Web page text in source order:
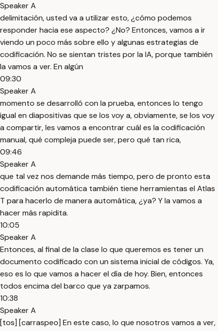
Speaker A
delimitación, usted va a utilizar esto, ¿cómo podemos
responder hacia ese aspecto? ¿No? Entonces, vamos a ir
viendo un poco más sobre ello y algunas estrategias de
codificación. No se sientan tristes por la IA, porque también
la vamos a ver. En algún
09:30
Speaker A
momento se desarrolló con la prueba, entonces lo tengo
igual en diapositivas que se los voy a, obviamente, se los voy
a compartir, les vamos a encontrar cuál es la codificación
manual, qué compleja puede ser, pero qué tan rica,
09:46
Speaker A
que tal vez nos demande más tiempo, pero de pronto esta
codificación automática también tiene herramientas el Atlas
T para hacerlo de manera automática, ¿ya? Y la vamos a
hacer más rapidita.
10:05
Speaker A
Entonces, al final de la clase lo que queremos es tener un
documento codificado con un sistema inicial de códigos. Ya,
eso es lo que vamos a hacer el día de hoy. Bien, entonces
todos encima del barco que ya zarpamos.
10:38
Speaker A
[tos] [carraspeo] En este caso, lo que nosotros vamos a ver,